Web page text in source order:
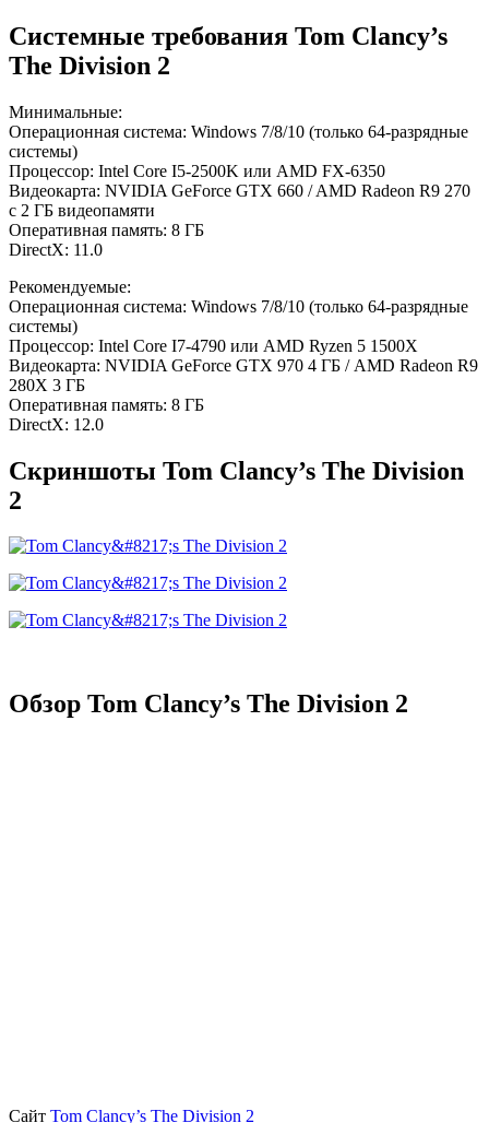
Системные требования Tom Clancy’s
The Division 2
Минимальные:
Операционная система: Windows 7/8/10 (только 64-разрядные
системы)
Процессор: Intel Core I5-2500K или AMD FX-6350
Видеокарта: NVIDIA GeForce GTX 660 / AMD Radeon R9 270
с 2 ГБ видеопамяти
Оперативная память: 8 ГБ
DirectX: 11.0
Рекомендуемые:
Операционная система: Windows 7/8/10 (только 64-разрядные
системы)
Процессор: Intel Core I7-4790 или AMD Ryzen 5 1500X
Видеокарта: NVIDIA GeForce GTX 970 4 ГБ / AMD Radeon R9
280X 3 ГБ
Оперативная память: 8 ГБ
DirectX: 12.0
Скриншоты Tom Clancy’s The Division
2
Обзор Tom Clancy’s The Division 2
Сайт Tom Clancy’s The Division 2